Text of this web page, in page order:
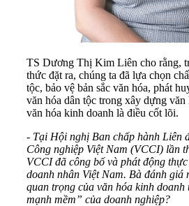
TS Dương Thị Kim Liên cho rằng,
thức đặt ra, chúng ta đã lựa chọn
tộc, bảo vệ bản sắc văn hóa, phát
văn hóa dân tộc trong xây dựng văn
văn hóa kinh doanh là điều cốt lõi.
- Tại Hội nghị Ban chấp hành Liên
Công nghiệp Việt Nam (VCCI) lần
VCCI đã công bố và phát động
doanh nhân Việt Nam. Bà đánh giá
quan trọng của văn hóa kinh
mạnh mềm” của doanh nghiệp?